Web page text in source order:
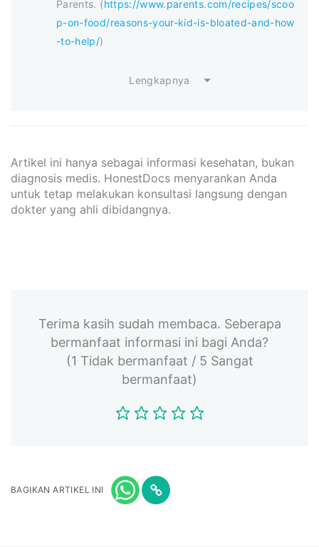
Parents. (https://www.parents.com/recipes/scoo
p-on-food/reasons-your-kid-is-bloated-and-how
-to-help/)
Lengkapnya
Artikel ini hanya sebagai informasi kesehatan, bukan
diagnosis medis. HonestDocs menyarankan Anda
untuk tetap melakukan konsultasi langsung dengan
dokter yang ahli dibidangnya.
Terima kasih sudah membaca. Seberapa
bermanfaat informasi ini bagi Anda?
(1 Tidak bermanfaat / 5 Sangat
bermanfaat)
BAGIKAN ARTIKEL INI